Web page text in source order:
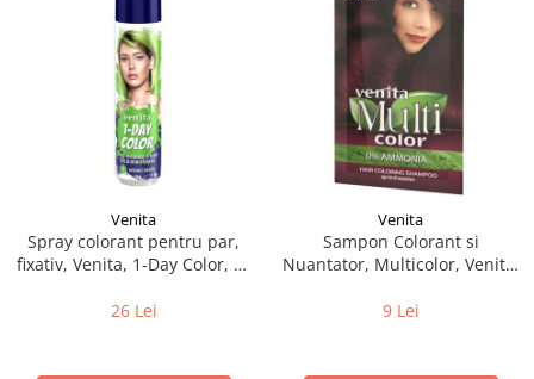
Venita
Spray colorant pentru par,
fixativ, Venita, 1-Day Color, nr
26 Lei
Venita
Sampon Colorant si
Nuantator, Multicolor, Venita,
9 Lei